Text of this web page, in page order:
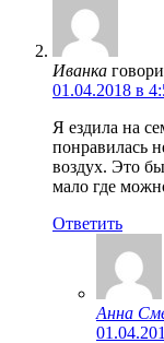
Иванка
01.04.2018 в
Я ездила на
понравилась
воздух. Это
мало где
Ответить
Анна